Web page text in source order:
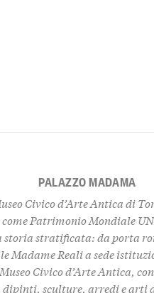
PALAZZO MADAMA
Civico d’Arte Antica di
Patrimonio Mondiale
storia stratificata: da porta
Madame Reali a sede
Civico d’Arte Antica,
dipinti, sculture, arredi e arti